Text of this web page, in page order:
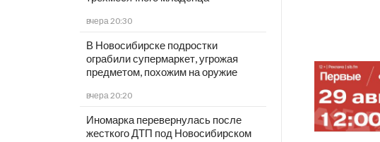
вчера 20:30
В Новосибирске подростки
ограбили супермаркет, угрожая
предметом, похожим на оружие
вчера 20:20
Иномарка перевернулась после
жесткого ДТП под Новосибирском